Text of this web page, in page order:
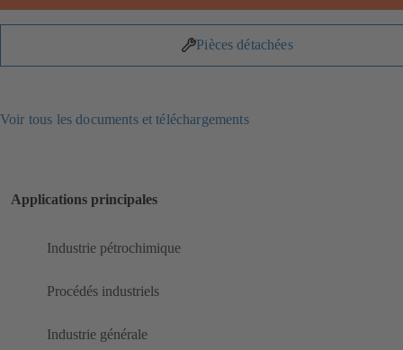
Pièces détachées
Voir tous les documents et téléchargements
Applications principales
Industrie pétrochimique
Procédés industriels
Industrie générale